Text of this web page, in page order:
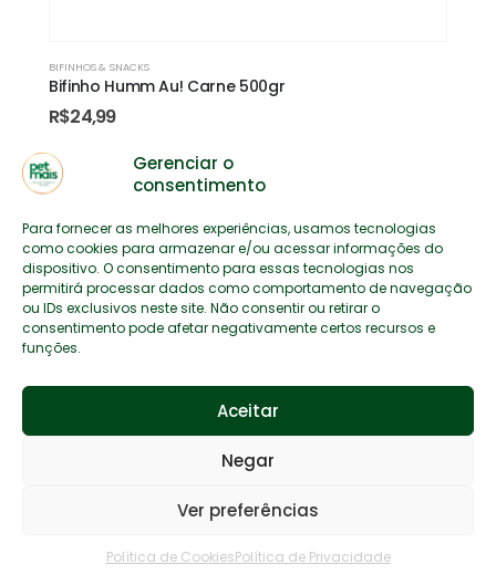
Gerenciar o
consentimento
Para fornecer as melhores experiências, usamos tecnologias
como cookies para armazenar e/ou acessar informações do
dispositivo. O consentimento para essas tecnologias nos
permitirá processar dados como comportamento de navegação
ou IDs exclusivos neste site. Não consentir ou retirar o
consentimento pode afetar negativamente certos recursos e
funções.
Aceitar
Negar
Ver preferências
Política de CookiesPolítica de Privacidade
BIFINHOS & SNACKS
Bifinho Humm Au! Carne 500gr
R$24,99